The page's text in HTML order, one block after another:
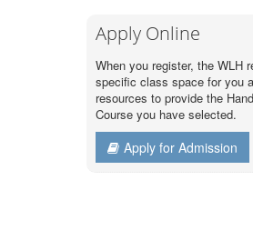
Apply Online
When you register, the WLH
specific class space for you
resources to provide the
Course you have selected.
Apply for Admission